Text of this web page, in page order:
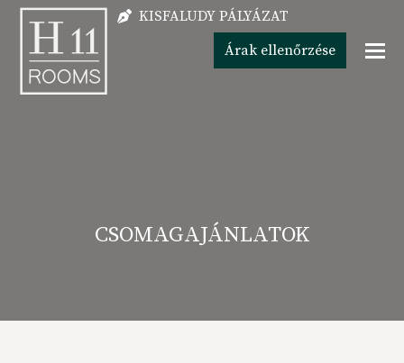
KISFALUDY PÁLYÁZAT
Árak ellenőrzése
CSOMAGAJÁNLATOK